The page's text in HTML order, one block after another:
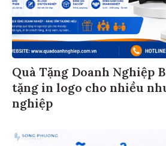
Quà Tặng Doanh Nghiệp
tặng in logo cho nhiều
nghiệp